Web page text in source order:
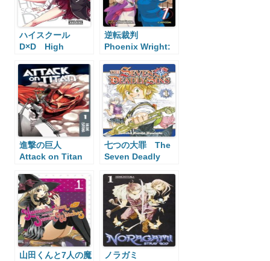
ハイスクール
D×D High
逆転裁判
Phoenix Wright:
進撃の巨人
Attack on Titan
七つの大罪 The
Seven Deadly
山田くんと7人の魔
ノラガミ